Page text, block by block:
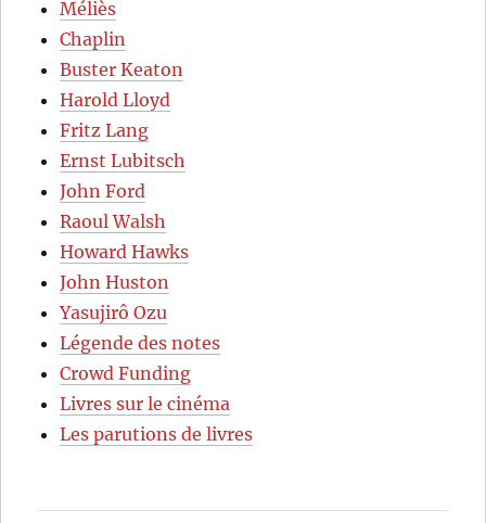
Méliès
Chaplin
Buster Keaton
Harold Lloyd
Fritz Lang
Ernst Lubitsch
John Ford
Raoul Walsh
Howard Hawks
John Huston
Yasujirô Ozu
Légende des notes
Crowd Funding
Livres sur le cinéma
Les parutions de livres